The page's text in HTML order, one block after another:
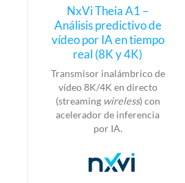
NxVi Theia A1 –
Análisis predictivo de
vídeo por IA en tiempo
real (8K y 4K)
Transmisor inalámbrico de
vídeo 8K/4K en directo
(streaming wireless) con
acelerador de inferencia
por IA.